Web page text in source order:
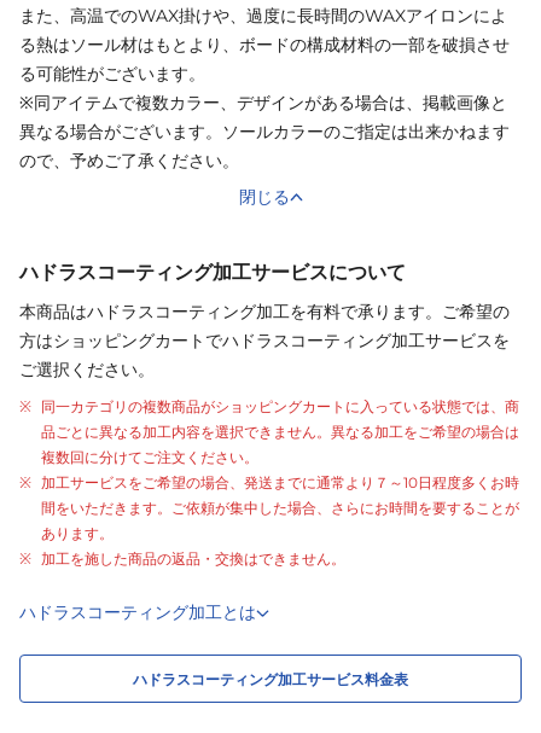
また、高温でのWAX掛けや、過度に長時間のWAXアイロンによ
る熱はソール材はもとより、ボードの構成材料の一部を破損させ
る可能性がございます。
※同アイテムで複数カラー、デザインがある場合は、掲載画像と
異なる場合がございます。ソールカラーのご指定は出来かねます
ので、予めご了承ください。
閉じる
ハドラスコーティング加工サービスについて
本商品はハドラスコーティング加工を有料で承ります。ご希望の
方はショッピングカートでハドラスコーティング加工サービスを
ご選択ください。
同一カテゴリの複数商品がショッピングカートに入っている状態では、商
品ごとに異なる加工内容を選択できません。異なる加工をご希望の場合は
複数回に分けてご注文ください。
加工サービスをご希望の場合、発送までに通常より ７～10日程度多くお時
間をいただきます。ご依頼が集中した場合、さらにお時間を要することが
あります。
加工を施した商品の返品・交換はできません。
ハドラスコーティング加工とは
ハドラスコーティング加工サービス料金表